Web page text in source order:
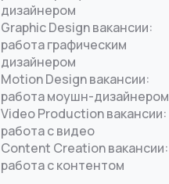
дизайнером
Graphic Design вакансии:
работа графическим
дизайнером
Motion Design вакансии:
работа моушн-дизайнером
Video Production вакансии:
работа с видео
Content Creation вакансии:
работа с контентом